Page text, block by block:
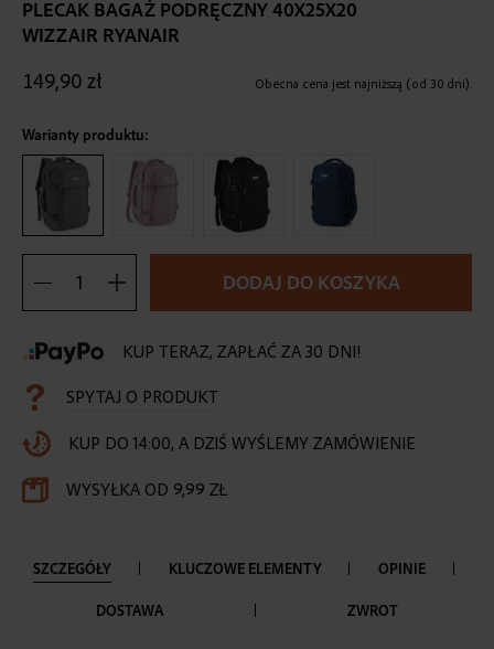
beginning
images
PLECAK BAGAŻ PODRĘCZNY 40X25X20
WIZZAIR RYANAIR
Obecna cena jest najniższą (od 30 dni).
149,90 zł
Warianty produktu:
DODAJ DO KOSZYKA
KUP TERAZ, ZAPŁAĆ ZA 30 DNI!
SPYTAJ O PRODUKT
KUP DO 14:00, A DZIŚ WYŚLEMY ZAMÓWIENIE
WYSYŁKA OD 9,99 ZŁ
SZCZEGÓŁY KLUCZOWE ELEMENTY OPINIE
DOSTAWA ZWROT